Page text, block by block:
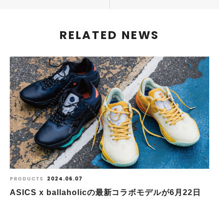
RELATED NEWS
PRODUCTS 2024.06.07
ASICS x ballaholicの最新コラボモデルが6月22日